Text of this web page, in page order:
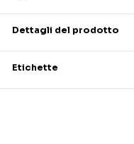
Dettagli del prodotto
Etichette